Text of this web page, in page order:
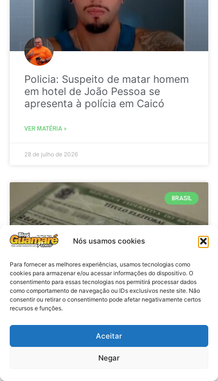
Nós usamos cookies
Para fornecer as melhores experiências, usamos tecnologias como
cookies para armazenar e/ou acessar informações do dispositivo. O
consentimento para essas tecnologias nos permitirá processar dados
como comportamento de navegação ou IDs exclusivos neste site. Não
consentir ou retirar o consentimento pode afetar negativamente certos
recursos e funções.
Aceitar
Negar
Policia: Suspeito de matar homem
em hotel de João Pessoa se
apresenta à polícia em Caicó
VER MATÉRIA »
28 de julho de 2026
BRASIL
Brasil: Policia Federal investiga
antes das eleições